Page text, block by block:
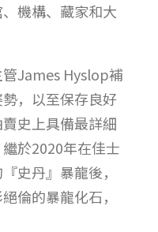
機構、藏家和大
James Hyslop補
，以至保存良好
史上具備最詳細
於2020年在佳士
史丹』暴龍後，
倫的暴龍化石，